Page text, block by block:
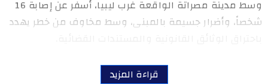
وسط مدينة مصراتة الواقعة غرب ليبيا، أسفر عن إصابة 16
شخصاً، وأضرار جسيمة بالمبنى، وسط مخاوف من خطر يهدد
قراءة المزيد